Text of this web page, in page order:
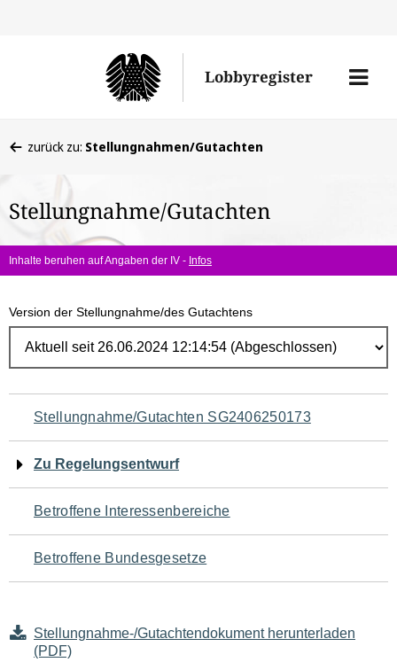
Lobbyregister
Menü
befinden
hier:
zurück zu: Stellungnahmen/Gutachten
Stellungnahme/Gutachten
Inhalte beruhen auf Angaben der IV - Infos
Version der Stellungnahme/des Gutachtens
Navigation
für
den
Seiteninhalt
Stellungnahme/Gutachten SG2406250173
Zu Regelungsentwurf
Betroffene Interessenbereiche
Betroffene Bundesgesetze
Stellungnahme-/Gutachtendokument herunterladen
(PDF)